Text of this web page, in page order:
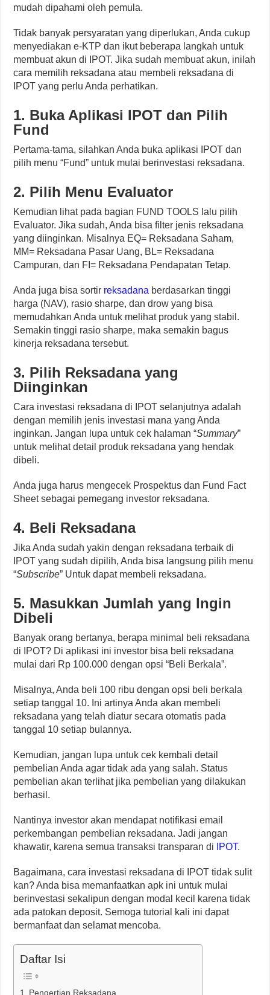
mudah dipahami oleh pemula.
Tidak banyak persyaratan yang diperlukan, Anda cukup
menyediakan e-KTP dan ikut beberapa langkah untuk
membuat akun di IPOT. Jika sudah membuat akun, inilah
cara memilih reksadana atau membeli reksadana di
IPOT yang perlu Anda perhatikan.
1. Buka Aplikasi IPOT dan Pilih
Fund
Pertama-tama, silahkan Anda buka aplikasi IPOT dan
pilih menu “Fund” untuk mulai berinvestasi reksadana.
2. Pilih Menu Evaluator
Kemudian lihat pada bagian FUND TOOLS lalu pilih
Evaluator. Jika sudah, Anda bisa filter jenis reksadana
yang diinginkan. Misalnya EQ= Reksadana Saham,
MM= Reksadana Pasar Uang, BL= Reksadana
Campuran, dan FI= Reksadana Pendapatan Tetap.
Anda juga bisa sortir reksadana berdasarkan tinggi
harga (NAV), rasio sharpe, dan drow yang bisa
memudahkan Anda untuk melihat produk yang stabil.
Semakin tinggi rasio sharpe, maka semakin bagus
kinerja reksadana tersebut.
3. Pilih Reksadana yang
Diinginkan
Cara investasi reksadana di IPOT selanjutnya adalah
dengan memilih jenis investasi mana yang Anda
inginkan. Jangan lupa untuk cek halaman “Summary”
untuk melihat detail produk reksadana yang hendak
dibeli.
Anda juga harus mengecek Prospektus dan Fund Fact
Sheet sebagai pemegang investor reksadana.
4. Beli Reksadana
Jika Anda sudah yakin dengan reksadana terbaik di
IPOT yang sudah dipilih, Anda bisa langsung pilih menu
“Subscribe” Untuk dapat membeli reksadana.
5. Masukkan Jumlah yang Ingin
Dibeli
Banyak orang bertanya, berapa minimal beli reksadana
di IPOT? Di aplikasi ini investor bisa beli reksadana
mulai dari Rp 100.000 dengan opsi “Beli Berkala”.
Misalnya, Anda beli 100 ribu dengan opsi beli berkala
setiap tanggal 10. Ini artinya Anda akan membeli
reksadana yang telah diatur secara otomatis pada
tanggal 10 setiap bulannya.
Kemudian, jangan lupa untuk cek kembali detail
pembelian Anda agar tidak ada yang salah. Status
pembelian akan terlihat jika pembelian yang dilakukan
berhasil.
Nantinya investor akan mendapat notifikasi email
perkembangan pembelian reksadana. Jadi jangan
khawatir, karena semua transaksi transparan di
IPOT.
Bagaimana, cara investasi reksadana di IPOT tidak sulit
kan? Anda bisa memanfaatkan apk ini untuk mulai
berinvestasi sekalipun dengan modal kecil karena tidak
ada patokan deposit. Semoga tutorial kali ini dapat
bermanfaat dan selamat mencoba.
Daftar Isi
Pengertian Reksadana